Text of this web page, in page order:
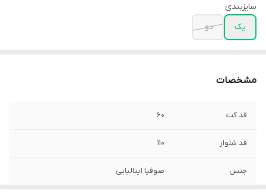
سایزبندی
یک
دو
مشخصات
قد کت ۶۰
قد شلوار ۱۱۰
جنس صوفیا ایتالیایی